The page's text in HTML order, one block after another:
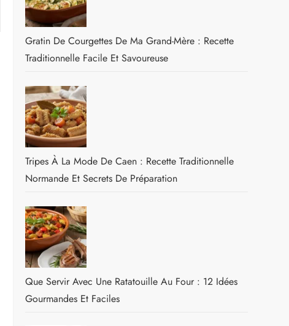
Gratin De Courgettes De Ma Grand-Mère : Recette
Traditionnelle Facile Et Savoureuse
Tripes À La Mode De Caen : Recette Traditionnelle
Normande Et Secrets De Préparation
Que Servir Avec Une Ratatouille Au Four : 12 Idées
Gourmandes Et Faciles